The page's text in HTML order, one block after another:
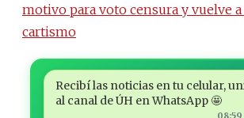
motivo para voto censura y vuelve
cartismo
Recibí las noticias en tu celular,
al canal de ÚH en WhatsApp 🤩
08:59